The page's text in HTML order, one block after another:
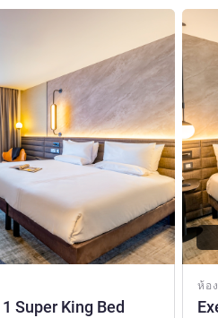
งแรม
Super King Bed
ห้อ
ดูราย